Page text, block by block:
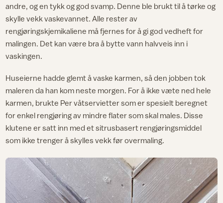
andre, og en tykk og god svamp. Denne ble brukt til å tørke og
skylle vekk vaskevannet. Alle rester av
rengjøringskjemikaliene må fjernes for å gi god vedheft for
malingen. Det kan være bra å bytte vann halvveis inn i
vaskingen.
Huseierne hadde glemt å vaske karmen, så den jobben tok
maleren da han kom neste morgen. For å ikke væte ned hele
karmen, brukte Per våtservietter som er spesielt beregnet
for enkel rengjøring av mindre flater som skal males. Disse
klutene er satt inn med et sitrusbasert rengjøringsmiddel
som ikke trenger å skylles vekk før overmaling.